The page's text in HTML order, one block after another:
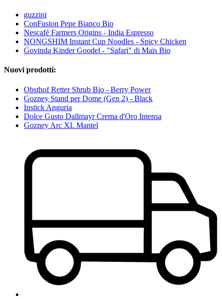
guzzini
ConFusion Pepe Bianco Bio
Nescafé Farmers Origins - India Espresso
NONGSHIM Instant Cup Noodles - Spicy Chicken
Govinda Kinder Goodel - "Safari" di Mais Bio
Nuovi prodotti:
Obsthof Retter Shrub Bio - Berry Power
Gozney Stand per Dome (Gen 2) - Black
Instick Anguria
Dolce Gusto Dallmayr Crema d'Oro Intensa
Gozney Arc XL Mantel